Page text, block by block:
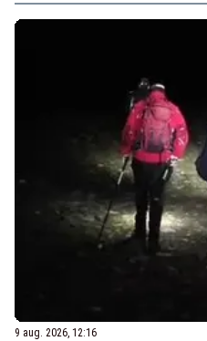
9 aug. 2026, 12:16